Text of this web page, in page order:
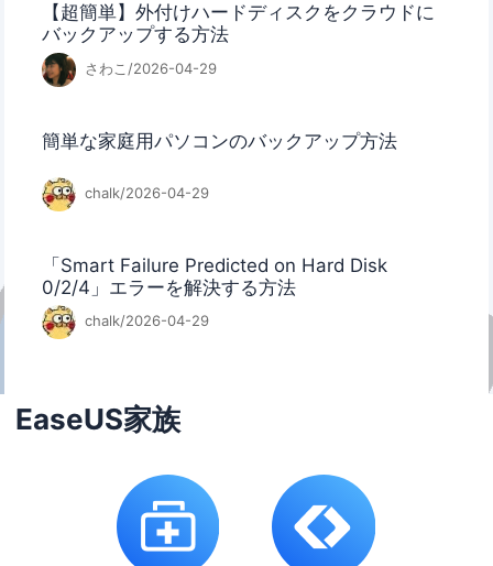
【超簡単】外付けハードディスクをクラウドに
バックアップする方法
さわこ/2026-04-29
簡単な家庭用パソコンのバックアップ方法
chalk/2026-04-29
「Smart Failure Predicted on Hard Disk
0/2/4」エラーを解決する方法
chalk/2026-04-29
EaseUS家族